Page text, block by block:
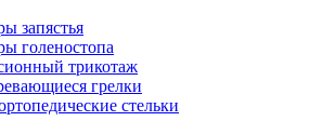
запястья
голеностопа
трикотаж
грелки
стельки